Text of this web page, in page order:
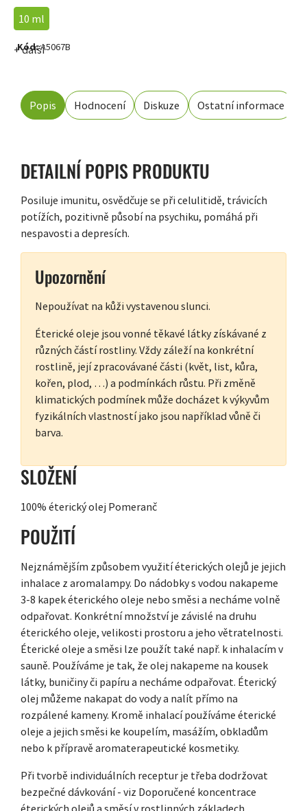
10 ml
+ další
Kód:A5067B
Popis Hodnocení Diskuze Ostatní informace
DETAILNÍ POPIS PRODUKTU
Posiluje imunitu, osvědčuje se při celulitidě, trávicích
potížích, pozitivně působí na psychiku, pomáhá při
nespavosti a depresích.
Upozornění
Nepoužívat na kůži vystavenou slunci.
Éterické oleje jsou vonné těkavé látky získávané z
různých částí rostliny. Vždy záleží na konkrétní
rostlině, její zpracovávané části (květ, list, kůra,
kořen, plod, …) a podmínkách růstu. Při změně
klimatických podmínek může docházet k výkyvům
fyzikálních vlastností jako jsou například vůně či
barva.
SLOŽENÍ
100% éterický olej Pomeranč
POUŽITÍ
Nejznámějším způsobem využití éterických olejů je jejich
inhalace z aromalampy. Do nádobky s vodou nakapeme
3-8 kapek éterického oleje nebo směsi a necháme volně
odpařovat. Konkrétní množství je závislé na druhu
éterického oleje, velikosti prostoru a jeho větratelnosti.
Éterické oleje a směsi lze použít také např. k inhalacím v
sauně. Používáme je tak, že olej nakapeme na kousek
látky, buničiny či papíru a necháme odpařovat. Éterický
olej můžeme nakapat do vody a nalít přímo na
rozpálené kameny. Kromě inhalací používáme éterické
oleje a jejich směsi ke koupelím, masážím, obkladům
nebo k přípravě aromaterapeutické kosmetiky.
Při tvorbě individuálních receptur je třeba dodržovat
bezpečné dávkování - viz Doporučené koncentrace
éterických olejů a směsí v rostlinných základech.